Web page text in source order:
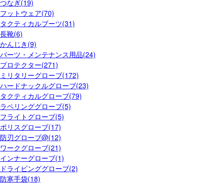
つなぎ(19)
フットウェア(70)
タクティカルブーツ(31)
長靴(6)
かんじき(9)
パーツ・メンテナンス用品(24)
プロテクター(271)
ミリタリーグローブ(172)
ハードナックルグローブ(23)
タクティカルグローブ(79)
ラペリンググローブ(5)
フライトグローブ(5)
ポリスグローブ(17)
防刃グローブ@(12)
ワークグローブ(21)
インナーグローブ(1)
ドライビンググローブ(2)
防寒手袋(18)